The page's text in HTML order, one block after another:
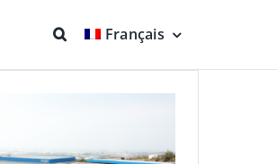
Lutte contre l’incendie
Français